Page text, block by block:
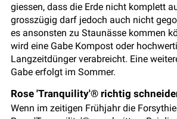
giessen, dass die Erde nicht komplett
grosszügig darf jedoch auch nicht
es ansonsten zu Staunässe kommen
wird eine Gabe Kompost oder
Langzeitdünger verabreicht. Eine
Gabe erfolgt im Sommer.
Rose 'Tranquility'® richtig
Wenn im zeitigen Frühjahr die